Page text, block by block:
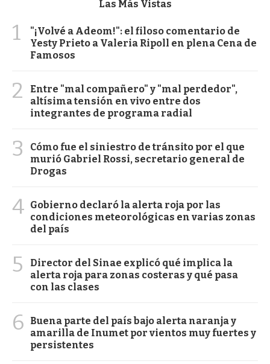
Las Más Vistas
1
"¡Volvé a Adeom!": el filoso comentario de
Yesty Prieto a Valeria Ripoll en plena Cena de
Famosos
2
Entre "mal compañero" y "mal perdedor",
altísima tensión en vivo entre dos
integrantes de programa radial
3
Cómo fue el siniestro de tránsito por el que
murió Gabriel Rossi, secretario general de
Drogas
4 Gobierno declaró la alerta roja por las
condiciones meteorológicas en varias zonas
del país
5
Director del Sinae explicó qué implica la
alerta roja para zonas costeras y qué pasa
con las clases
6
Buena parte del país bajo alerta naranja y
amarilla de Inumet por vientos muy fuertes y
persistentes